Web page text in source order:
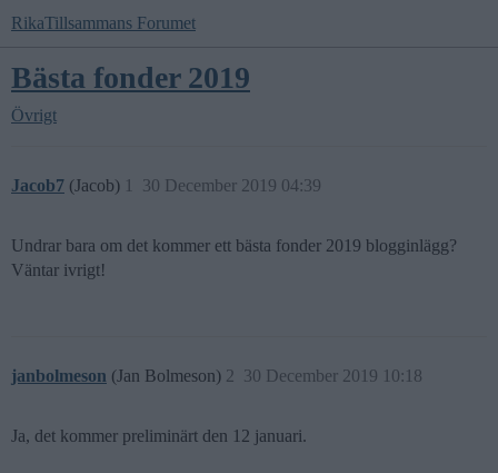
RikaTillsammans Forumet
Bästa fonder 2019
Övrigt
Jacob7 (Jacob) 30 December 2019 04:39
1
Undrar bara om det kommer ett bästa fonder 2019 blogginlägg?
Väntar ivrigt!
janbolmeson (Jan Bolmeson) 30 December 2019 10:18
2
Ja, det kommer preliminärt den 12 januari.